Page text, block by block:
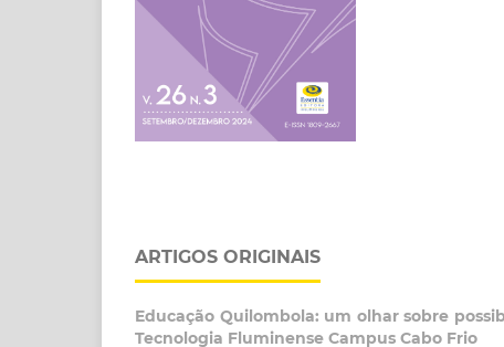
ARTIGOS ORIGINAIS
Educação Quilombola: um olhar sobre
Tecnologia Fluminense Campus Cabo Frio